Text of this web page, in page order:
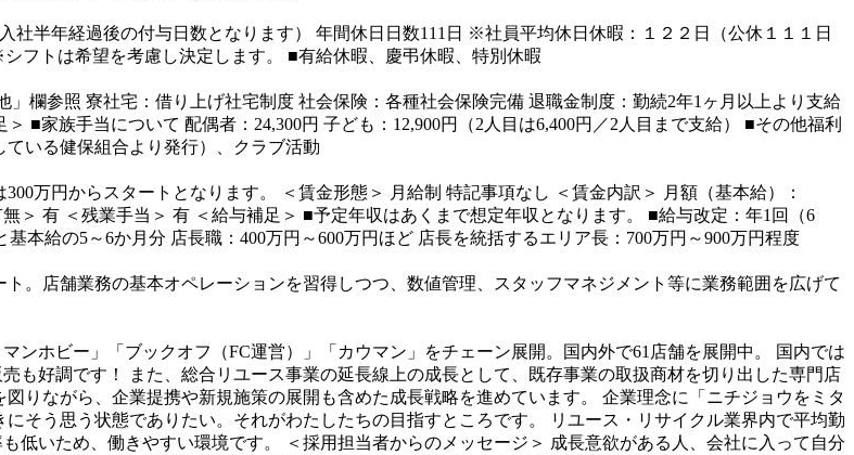
社半年経過後の付与日数となります） 年間休日日数111日 ※社員平均休日休暇：１２２日（公休１１１日
フトは希望を考慮し決定します。
■有給休暇、慶弔休暇、特別休暇
」欄参照 寮社宅：借り上げ社宅制度 社会保険：各種社会保険完備 退職金制度：勤続2年1ヶ月以上より支給
＞ ■家族手当について 配偶者：24,300円 子ども：12,900円（2人目は6,400円／2人目まで支給）
■その他福利
いる健保組合より発行）、クラブ活動
万円からスタートとなります。 ＜賃金形態＞ 月給制 特記事項なし ＜賃金内訳＞
月額（基本給）：
＞ 有 ＜残業手当＞ 有 ＜給与補足＞ ■予定年収はあくまで想定年収となります。
■給与改定：年1回（6
基本給の5～6か月分 店長職：400万円～600万円ほど 店長を統括するエリア長：700万円～900万円程度
ト。店舗業務の基本オペレーションを習得しつつ、数値管理、スタッフマネジメント等に業務範囲を広げて
ホビー」「ブックオフ（FC運営）」「カウマン」をチェーン展開。国内外で61店舗を展開中。
国内では
も好調です！
また、総合リユース事業の延長線上の成長として、既存事業の取扱商材を切り出した専門店
りながら、企業提携や新規施策の展開も含めた成長戦略を進めています。
企業理念に「ニチジョウをミタ
そう思う状態でありたい。それがわたしたちの目指すところです。
リユース・リサイクル業界内で平均勤
低いため、働きやすい環境です。
＜採用担当者からのメッセージ＞ 成長意欲がある人、会社に入って自分